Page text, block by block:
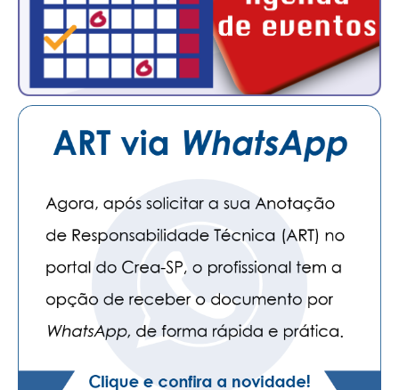
CAMPANHAS SALARIAIS
PALAVRA DO MURILO
NOTÍCIAS
JORNAL DO ENGENHEIRO